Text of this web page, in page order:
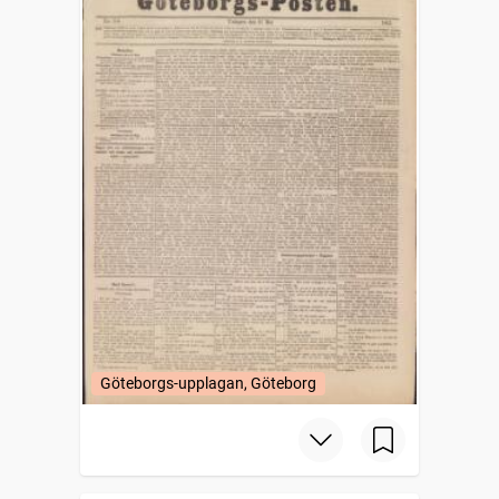
Göteborgs-upplagan, Göteborg